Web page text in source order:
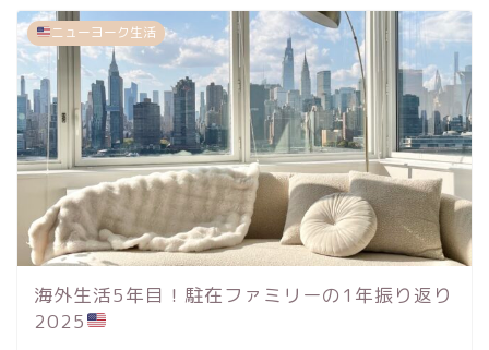
ニューヨーク生活
海外生活5年目！駐在ファミリーの1年振り返り
2025